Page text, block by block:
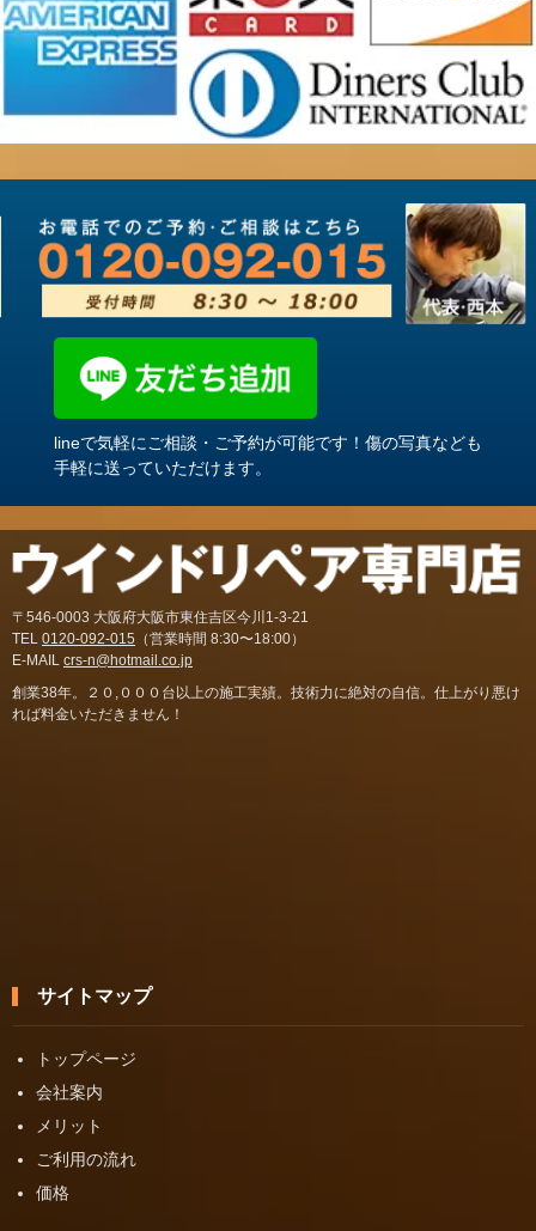
lineで気軽にご相談・ご予約が可能です！傷の写真なども
手軽に送っていただけます。
〒546-0003 大阪府大阪市東住吉区今川1-3-21
TEL 0120-092-015 （営業時間 8:30〜18:00）
E-MAIL crs-n@hotmail.co.jp
創業38年。２０,０００台以上の施工実績。技術力に絶対の自信。仕上がり悪け
れば料金いただきません！
サイトマップ
トップページ
会社案内
メリット
ご利用の流れ
価格